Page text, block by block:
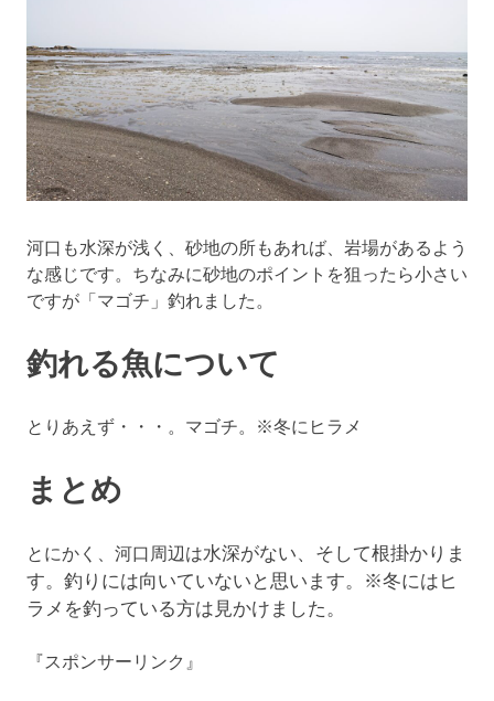
河口も水深が浅く、砂地の所もあれば、岩場があるよう
な感じです。ちなみに砂地のポイントを狙ったら小さい
ですが「マゴチ」釣れました。
釣れる魚について
とりあえず・・・。マゴチ。※冬にヒラメ
まとめ
とにかく、河口周辺は水深がない、そして根掛かりま
す。釣りには向いていないと思います。※冬にはヒ
ラメを釣っている方は見かけました。
『スポンサーリンク』